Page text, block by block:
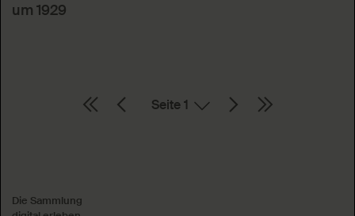
um 1929
Die Sammlung